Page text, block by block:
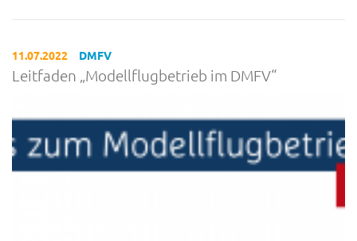
11.07.2022 DMFV
Leitfaden „Modellflugbetrieb im DMFV“